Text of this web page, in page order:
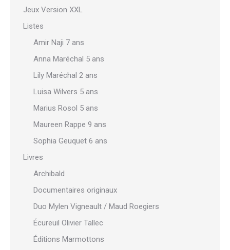
Jeux Version XXL
Listes
Amir Naji 7 ans
Anna Maréchal 5 ans
Lily Maréchal 2 ans
Luisa Wilvers 5 ans
Marius Rosol 5 ans
Maureen Rappe 9 ans
Sophia Geuquet 6 ans
Livres
Archibald
Documentaires originaux
Duo Mylen Vigneault / Maud Roegiers
Écureuil Olivier Tallec
Éditions Marmottons